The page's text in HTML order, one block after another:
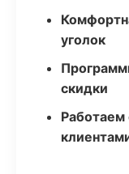
уголок
скидки